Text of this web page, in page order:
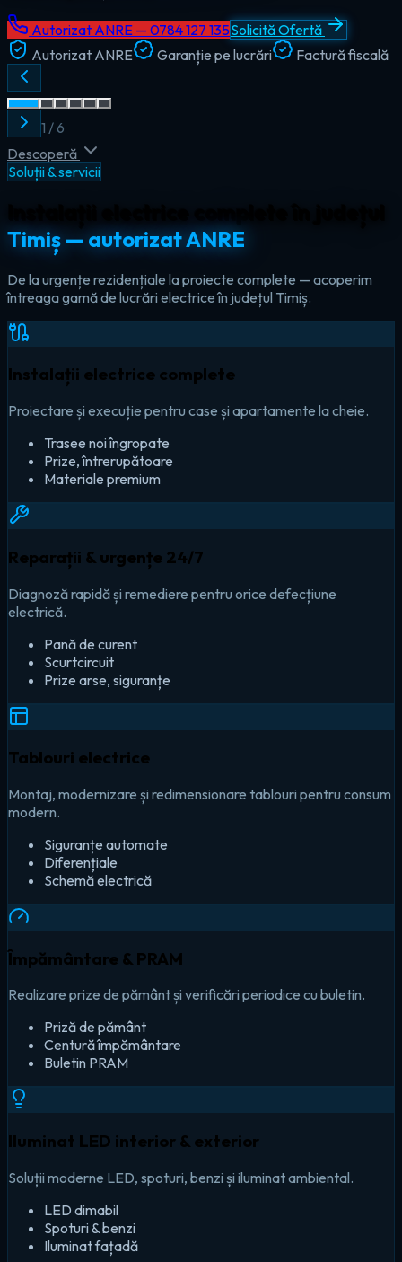
Autorizat ANRE — 0784 127 135Solicită Ofertă
Autorizat ANRE
Garanție pe lucrări Factură fiscală
2 /6
Descoperă
Soluții & servicii
Timiș — autorizat ANRE
De la urgențe rezidențiale la proiecte complete — acoperim
întreaga gamă de lucrări electrice în județul Timiș.
Instalații electrice complete
Proiectare și execuție pentru case și apartamente la cheie.
Trasee noi îngropate
Prize, întrerupătoare
Materiale premium
Reparații & urgențe 24/7
Diagnoză rapidă și remediere pentru orice defecțiune
electrică.
Pană de curent
Scurtcircuit
Prize arse, siguranțe
Tablouri electrice
Montaj, modernizare și redimensionare tablouri pentru consum
modern.
Siguranțe automate
Diferențiale
Schemă electrică
Împământare & PRAM
Realizare prize de pământ și verificări periodice cu buletin.
Priză de pământ
Centură împământare
Buletin PRAM
Iluminat LED interior & exterior
Soluții moderne LED, spoturi, benzi și iluminat ambiental.
LED dimabil
Spoturi & benzi
Iluminat fațadă